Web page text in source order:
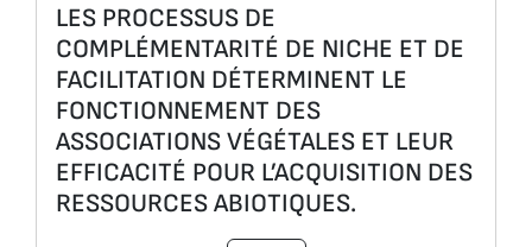
LES PROCESSUS DE
COMPLÉMENTARITÉ DE NICHE ET DE
FACILITATION DÉTERMINENT LE
FONCTIONNEMENT DES
ASSOCIATIONS VÉGÉTALES ET LEUR
EFFICACITÉ POUR L’ACQUISITION DES
RESSOURCES ABIOTIQUES.